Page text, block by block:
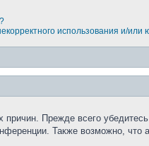
использования и/
Прежде всего
Также возможно, что